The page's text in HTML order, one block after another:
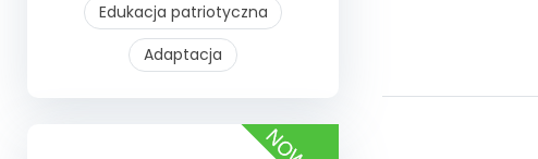
Edukacja patriotyczna
Adaptacja